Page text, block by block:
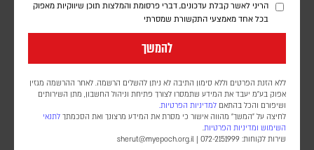
הריני לאשר קבלת עדכונים, דברי פרסומת והמלצות תוכן שיווקיות מאפוק
בכל אחד מאמצעי התקשורת שמסרתי
להמשך
ללא הזנת הפרטים וללא סימון התיבה לא ניתן להשלים הרשמה. לאחר ההרשמה מגזין
אפוק בע״מ יעבד את המידע שתמסרו לצורך פתיחת וניהול החשבון, מתן השירותים
ושיפורם והכל בהתאם למדיניות הפרטיות.
לחיצה על "המשך" מהווה אישור כי מסרת את המידע מרצונך ואת הסכמתך לתנאי
השימוש ומדיניות הפרטיות.
שירות לקוחות: 072-2151999 |
sherut@myepoch.org.il
ישראל תתקשה להמשיך להבליג על התקפות המליציות
השיעיות בעיראק | פרשנות
גורמים ביטחוניים מציינים שישראל נמנעת מלפעול בגלוי נגד המיליציות
השיעיות בעיראק, בהתאם לבקשת ארה"ב, מחשש שפעולה כזו תוביל
לתגובות נגד הבסיסים האמריקניים בעיראק ובסוריה. מאז חיסולו של
נסראללה, חלה עלייה במתקפות המיליציות נגד ישראל